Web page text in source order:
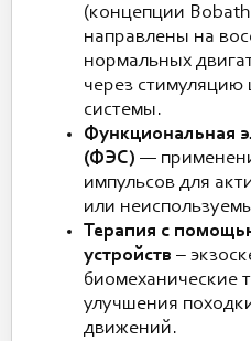
(концепции
направлены на
нормальных
через
системы.
Функциональная
(ФЭС) —
импульсов для
или
Терапия с
устройств –
биомеханические
улучшения
движений.